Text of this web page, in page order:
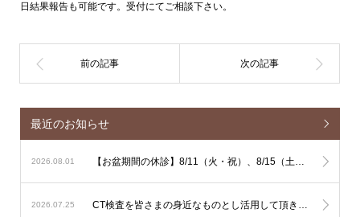
日結果報告も可能です。受付にてご相談下さい。
最近のお知らせ
2026.08.01
2026.07.25